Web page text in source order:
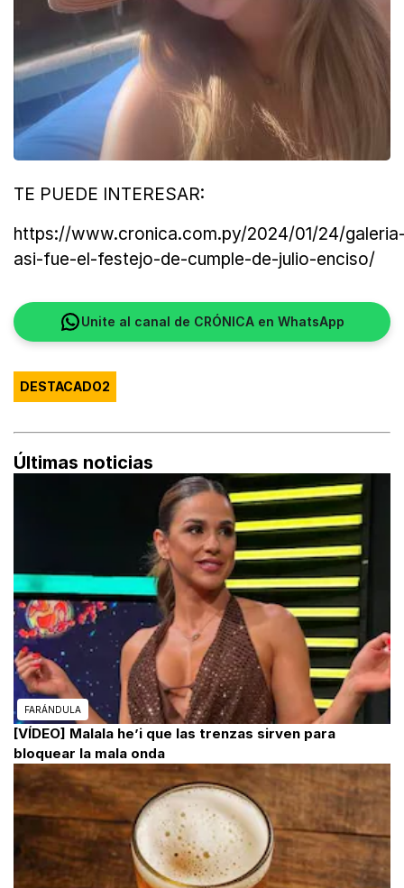
TE PUEDE INTERESAR:
https://www.cronica.com.py/2024/01/24/
asi-fue-el-festejo-de-cumple-de-julio-enciso/
Unite al canal de CRÓNICA en WhatsApp
DESTACADO2
Últimas noticias
FARÁNDULA
[VÍDEO] Malala he’i que las trenzas sirven para
bloquear la mala onda